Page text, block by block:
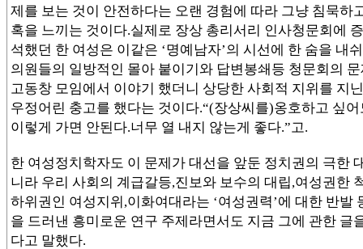
제를 보는 것이 안전하다는 오랜 경험에 따라 그냥 침묵하
혹을 느끼는 것이다.실제로 장상 총리서리 인사청문회에
석했던 한 여성은 이같은 ‘명예남자’의 시선에 한 숨을 내
의원들의 일방적인 몰아 붙이기와 답변봉쇄등 청문회의
고동창 모임에서 이야기 했더니 상당한 사회적 지위를 지
우정어린 충고를 했다는 것이다.“(장상씨를)옹호하고 싶
이렇게 가면 안된다.너무 열 내지 않는게 좋다.”고.
한 여성정치학자도 이 문제가 대선을 앞둔 정치권의 극한
니라 우리 사회의 계급갈등,진보와 보수의 대립,여성권한
하위권인 여성지위,이화여대라는 ‘여성권력’에 대한 반발
을 드러낸 흥미로운 연구 주제라면서도 지금 그에 관한 글
다고 말했다.